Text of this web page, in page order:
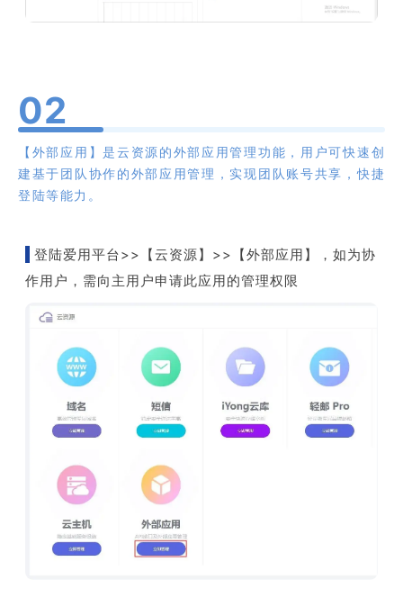
02
【外部应用】是云资源的外部应用管理功能，用户可快速创
建基于团队协作的外部应用管理，实现团队账号共享，快捷
登陆等能力。
登陆爱用平台>>【云资源】>>【外部应用】，如为协
作用户，需向主用户申请此应用的管理权限